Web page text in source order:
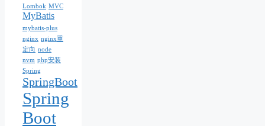
Lombok MVC
MyBatis
mybatis-plus
nginx nginx重
定向 node
nvm php安装
Spring
SpringBoot
Spring
Boot